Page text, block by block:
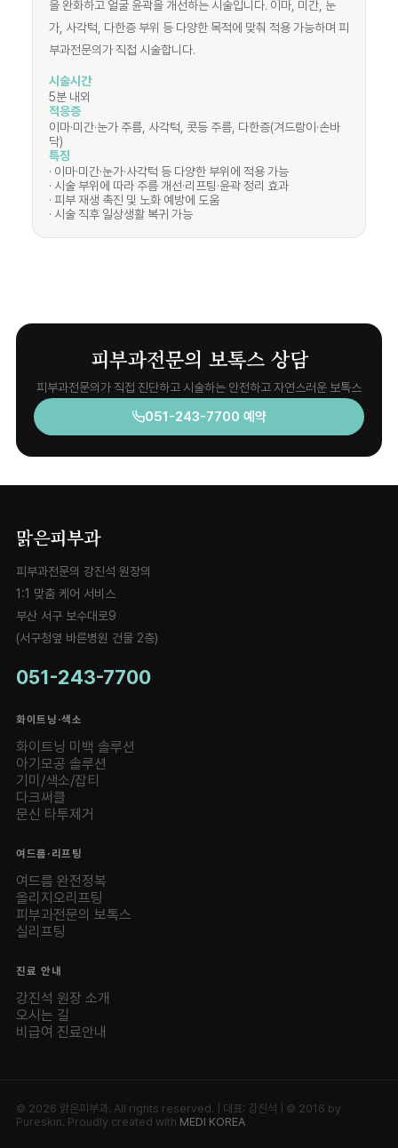
을 완화하고 얼굴 윤곽을 개선하는 시술입니다. 이마, 미간, 눈
가, 사각턱, 다한증 부위 등 다양한 목적에 맞춰 적용 가능하며 피
부과전문의가 직접 시술합니다.
시술시간
5분 내외
적응증
이마·미간·눈가 주름, 사각턱, 콧등 주름, 다한증(겨드랑이·손바
닥)
특징
· 이마·미간·눈가·사각턱 등 다양한 부위에 적용 가능
· 시술 부위에 따라 주름 개선·리프팅·윤곽 정리 효과
· 피부 재생 촉진 및 노화 예방에 도움
· 시술 직후 일상생활 복귀 가능
피부과전문의 보톡스 상담
피부과전문의가 직접 진단하고 시술하는 안전하고 자연스러운 보톡스
051-243-7700 예약
맑은피부과
피부과전문의 강진석 원장의
1:1 맞춤 케어 서비스
부산 서구 보수대로9
(서구청옆 바른병원 건물 2층)
051-243-7700
화이트닝·색소
화이트닝 미백 솔루션
아기모공 솔루션
기미/색소/잡티
다크써클
문신 타투제거
여드름·리프팅
여드름 완전정복
올리지오리프팅
피부과전문의 보톡스
실리프팅
진료 안내
강진석 원장 소개
오시는 길
비급여 진료안내
© 2026 맑은피부과. All rights reserved. | 대표: 강진석 | © 2016 by
Pureskin. Proudly created with MEDI KOREA